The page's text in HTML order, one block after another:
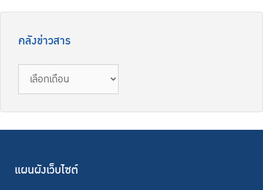
คลังข่าวสาร
แผนผังเว็บไซต์